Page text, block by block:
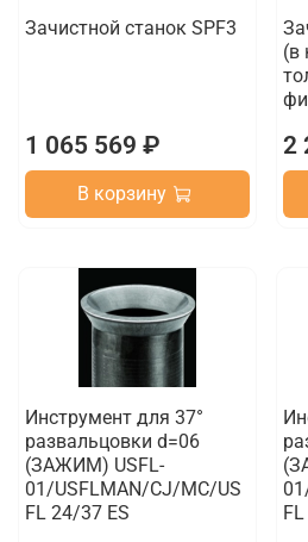
Зачистной станок SPF3
1 065 569 ₽
В корзину
(в
2
Инструмент для 37°
развальцовки d=06
(ЗАЖИМ) USFL-
01/USFLMAN/CJ/MC/US
FL 24/37 ES